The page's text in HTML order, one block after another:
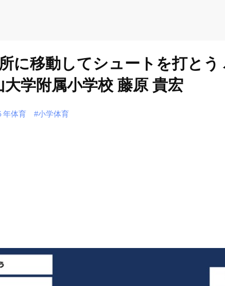
に移動してシュートを打と
学附属小学校 藤原 貴宏
年体育
#小学体育